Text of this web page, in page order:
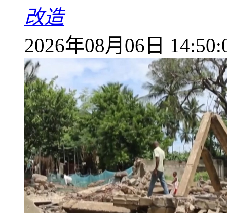
改造
2026年08月06日